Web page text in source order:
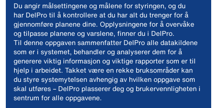
Du angir målsettingene og målene for styringen, og du
har DelPro til å kontrollere at du har alt du trenger for å
gjennomføre planene dine. Opplysningene for å overvåke
og tilpasse planene og varslene, finner du i DelPro.
Til denne oppgaven sammenfatter DelPro alle datakildene
som er i systemet, behandler og analyserer dem for å
generere viktig informasjon og viktige rapporter som er til
hjelp i arbeidet. Takket være en rekke bruksområder kan
du styre systemytelsen avhengig av hvilken oppgave som
skal utføres – DelPro plasserer deg og brukervennligheten i
sentrum for alle oppgavene.